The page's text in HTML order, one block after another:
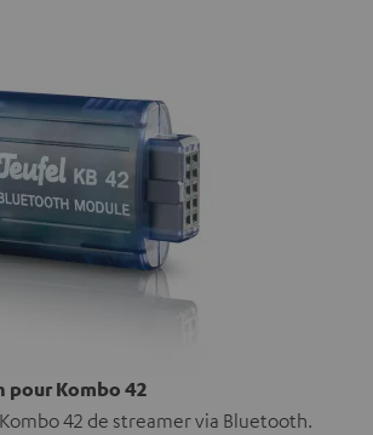
Kombo 42
42 de streamer via Bluetooth.